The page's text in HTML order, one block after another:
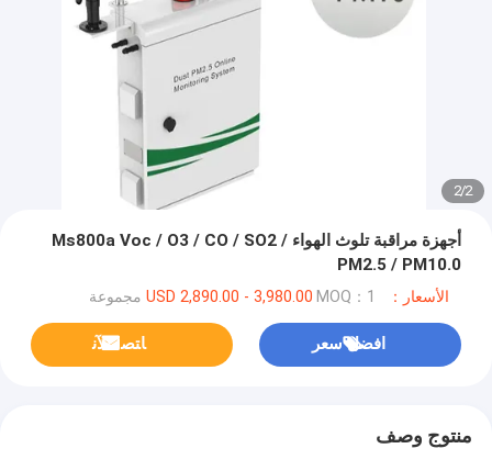
2
/
2
أجهزة مراقبة تلوث الهواء Ms800a Voc / O3 / CO / SO2 /
PM2.5 / PM10.0
الأسعار：USD 2,890.00 - 3,980.00 MOQ：1 مجموعة
افضل سعر ﺎﺘﺼﻟ ﺍﻶﻧ
منتوج وصف